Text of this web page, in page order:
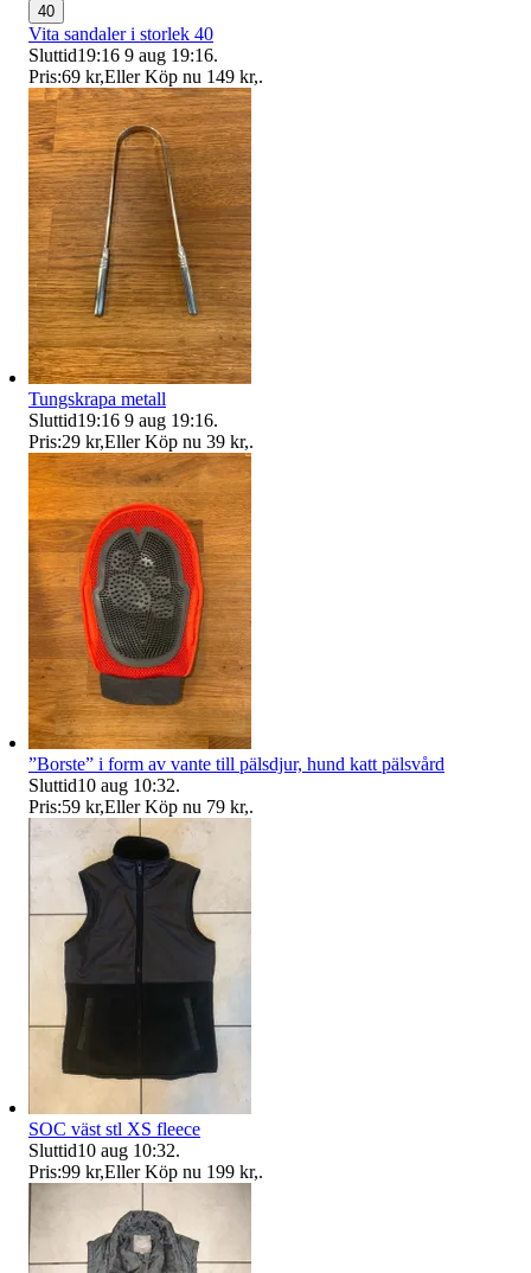
40
Vita sandaler i storlek 40
Sluttid19:16 9 aug 19:16.
Pris:69 kr,Eller Köp nu 149 kr,.
Tungskrapa metall
Sluttid19:16 9 aug 19:16.
Pris:29 kr,Eller Köp nu 39 kr,.
”Borste” i form av vante till pälsdjur, hund katt pälsvård
Sluttid10 aug 10:32.
Pris:59 kr,Eller Köp nu 79 kr,.
SOC väst stl XS fleece
Sluttid10 aug 10:32.
Pris:99 kr,Eller Köp nu 199 kr,.